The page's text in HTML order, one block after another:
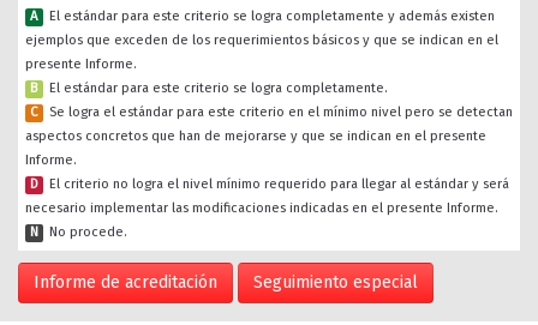
A
El estándar para este criterio se logra completamente y además existen
ejemplos que exceden de los requerimientos básicos y que se indican en el
presente Informe.
B
El estándar para este criterio se logra completamente.
C
Se logra el estándar para este criterio en el mínimo nivel pero se detectan
aspectos concretos que han de mejorarse y que se indican en el presente
Informe.
D
El criterio no logra el nivel mínimo requerido para llegar al estándar y será
necesario implementar las modificaciones indicadas en el presente Informe.
N
No procede.
Informe de acreditación Seguimiento especial